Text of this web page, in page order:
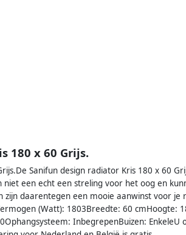
180 x 60 Grijs.
Sanifun design radiator Kris 180 x 60
niet een echt een streling voor het oog en
zijn daarentegen een mooie aanwinst voor je
(Watt): 1803Breedte: 60 cmHoogte:
InbegrepenBuizen: